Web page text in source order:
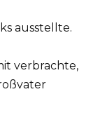
ausstellte.
verbrachte,